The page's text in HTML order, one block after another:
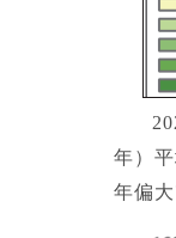
年）
年偏